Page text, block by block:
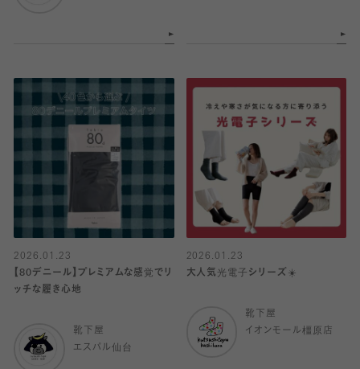
2026.01.23
【80デニール】プレミアムな感覚でリ
ッチな履き心地
靴下屋
エスパル仙台
2026.01.23
大人気光電子シリーズ☀️
靴下屋
イオンモール橿原店